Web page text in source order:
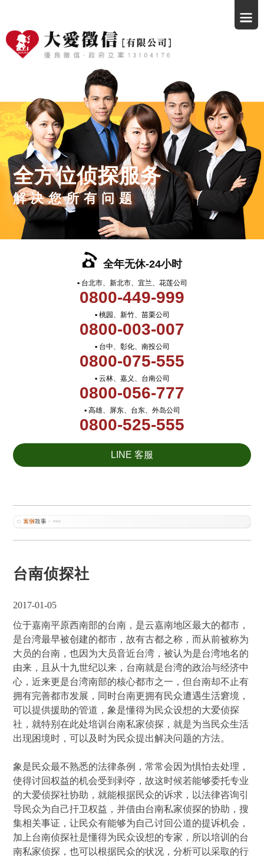
全方位侦探服务
解决您所有问题
全年无休-24小时
▪ 台北市、新北市、宜兰、花莲公司
0800-449-999
▪ 桃园、新竹、苗栗公司
0800-003-007
▪ 台中、彰化、南投公司
0800-075-555
▪ 云林、嘉义、台南公司
0800-056-777
▪ 高雄、屏东、台东、外岛公司
0800-525-555
LINE 客服
台南侦探社
2017-01-05
位于嘉南平原西南部的台南，是云嘉南地区最大的都市，
是台湾最早被创建的都市，故有古都之称，而从前被称为
大员的台南，也因为大员音近台湾，被认为是台湾地名的
由来，且从十九世纪以来，台南就是台湾的政治与经济中
心，近来更是台湾南部的核心都市之一，但台南却不止有
拥有完善都市发展，同时台南更拥有民众遭遇生活窘境，
可以提供援助的管道，象是懂得为民众设想的大爱侦探
社，就特别在此处培训台南私家侦探，就是为当民众生活
出现困境时，可以及时为民众提出解决问题的方法。
象是民众最不熟悉的法律条例，常常会因为惧怕去处理，
使得讨回权益的机会受到剥夺，故这时候若能够委托专业
的大爱侦探社协助，就能根据民众的诉求，以法律咨询引
导民众为自己扞卫权益，并借由台南私家侦探的协助，搜
集相关事证，让民众有能够为自己讨回公道的提诉机会，
加上台南侦探社是懂得为民众设想的专家，所以培训的台
南私家侦探，也可以根据民众的状况，分析可以采取的行